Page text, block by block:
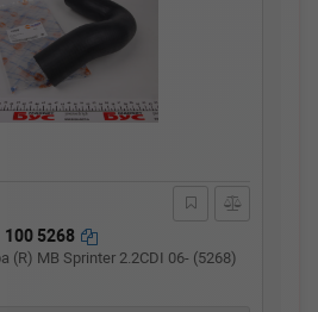
100 5268
(R) MB Sprinter 2.2CDI 06- (5268)